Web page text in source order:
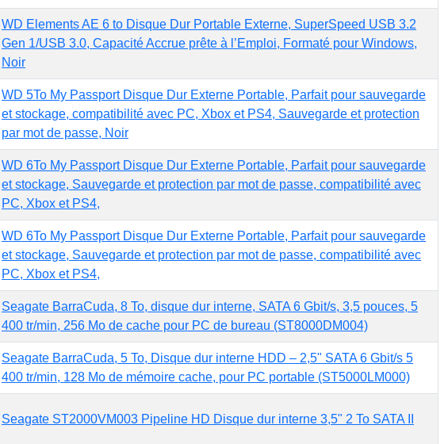
WD Elements AE 6 to Disque Dur Portable Externe, SuperSpeed USB 3.2
Gen 1/USB 3.0, Capacité Accrue prête à l’Emploi, Formaté pour Windows,
Noir
WD 5To My Passport Disque Dur Externe Portable, Parfait pour sauvegarde
et stockage, compatibilité avec PC, Xbox et PS4, Sauvegarde et protection
par mot de passe, Noir
WD 6To My Passport Disque Dur Externe Portable, Parfait pour sauvegarde
et stockage, Sauvegarde et protection par mot de passe, compatibilité avec
PC, Xbox et PS4,
WD 6To My Passport Disque Dur Externe Portable, Parfait pour sauvegarde
et stockage, Sauvegarde et protection par mot de passe, compatibilité avec
PC, Xbox et PS4,
Seagate BarraCuda, 8 To, disque dur interne, SATA 6 Gbit/s, 3,5 pouces, 5
400 tr/min, 256 Mo de cache pour PC de bureau (ST8000DM004)
Seagate BarraCuda, 5 To, Disque dur interne HDD – 2,5" SATA 6 Gbit/s 5
400 tr/min, 128 Mo de mémoire cache, pour PC portable (ST5000LM000)
Seagate ST2000VM003 Pipeline HD Disque dur interne 3,5" 2 To SATA II